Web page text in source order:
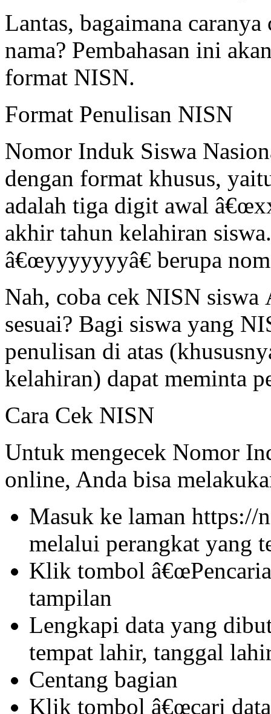
Lantas, bagaimana
nama? Pembahasan ini
format NISN.
Format Penulisan NISN
Nomor Induk Siswa
dengan format khusus,
adalah tiga digit awal
akhir tahun kelahiran
â€œyyyyyyyâ€ berupa
Nah, coba cek NISN siswa
sesuai? Bagi siswa yang
penulisan di atas
kelahiran) dapat meminta
Cara Cek NISN
Untuk mengecek Nomor
online, Anda bisa
Masuk ke laman https://
melalui perangkat yang
Klik tombol
tampilan
Lengkapi data yang
tempat lahir, tanggal
Centang bagian
Klik tombol â€œcari